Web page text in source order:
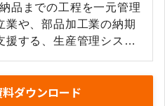
品までの工程を一元管理
業や、部品加工業の納期
援する、生産管理システ
やExcel形式の部品表も
、バーコー
ダウンロード